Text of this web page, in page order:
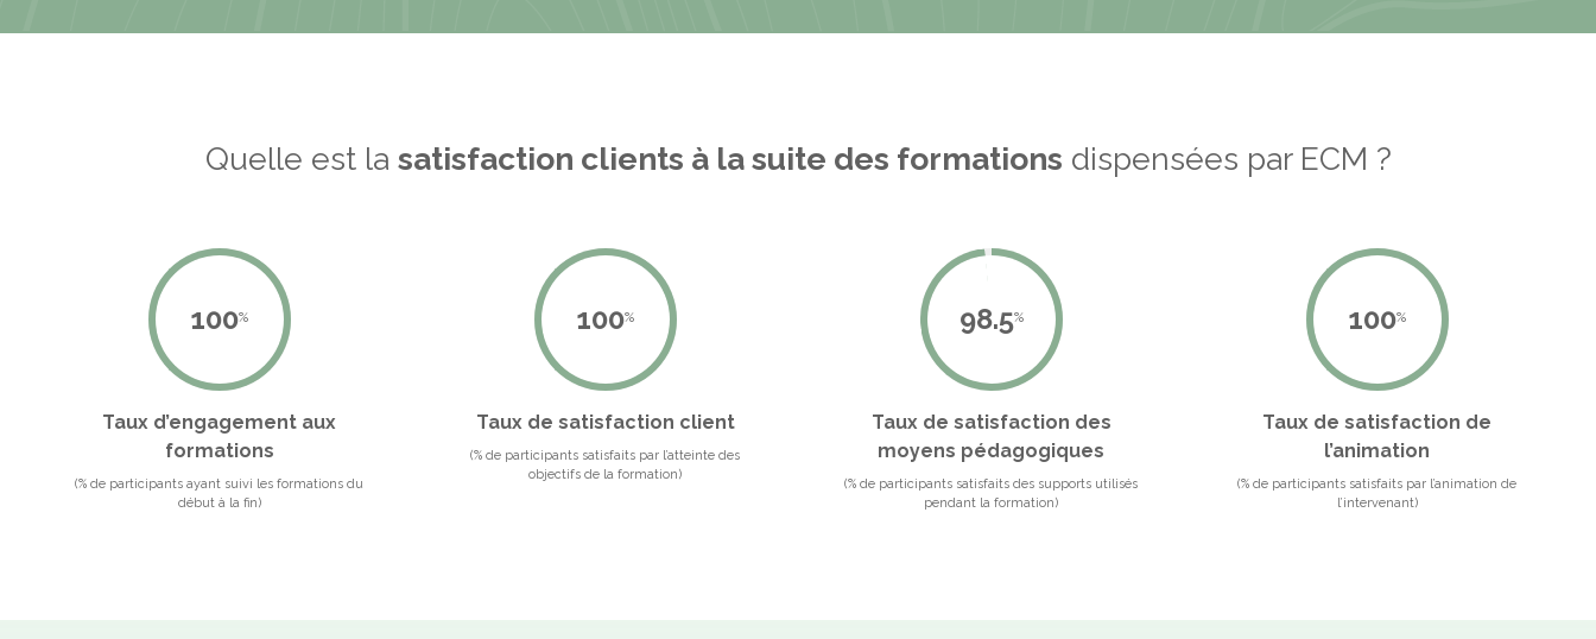
Quelle est la satisfaction clients à la suite des formations dispensées par ECM ?
100%
Taux d’engagement aux
formations
(% de participants ayant suivi les formations du
début à la fin)
100%
Taux de satisfaction client
(% de participants satisfaits par l’atteinte des
objectifs de la formation)
98.5%
Taux de satisfaction des
moyens pédagogiques
(% de participants satisfaits des supports utilisés
pendant la formation)
100%
Taux de satisfaction de
l’animation
(% de participants satisfaits par l’animation de
l’intervenant)